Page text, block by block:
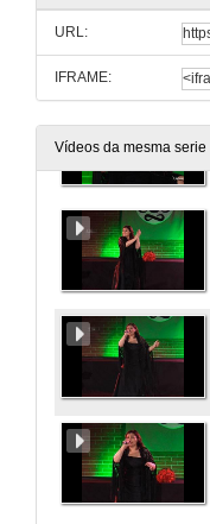
URL:
IFRAME:
Vídeos da mesma serie